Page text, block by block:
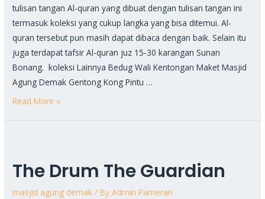
tulisan tangan Al-quran yang dibuat dengan tulisan tangan ini
termasuk koleksi yang cukup langka yang bisa ditemui. Al-
quran tersebut pun masih dapat dibaca dengan baik. Selain itu
juga terdapat tafsir Al-quran juz 15-30 karangan Sunan
Bonang. koleksi Lainnya Bedug Wali Kentongan Maket Masjid
Agung Demak Gentong Kong Pintu …
Read More »
The Drum The Guardian
masjid agung demak / ByAdmin Pameran